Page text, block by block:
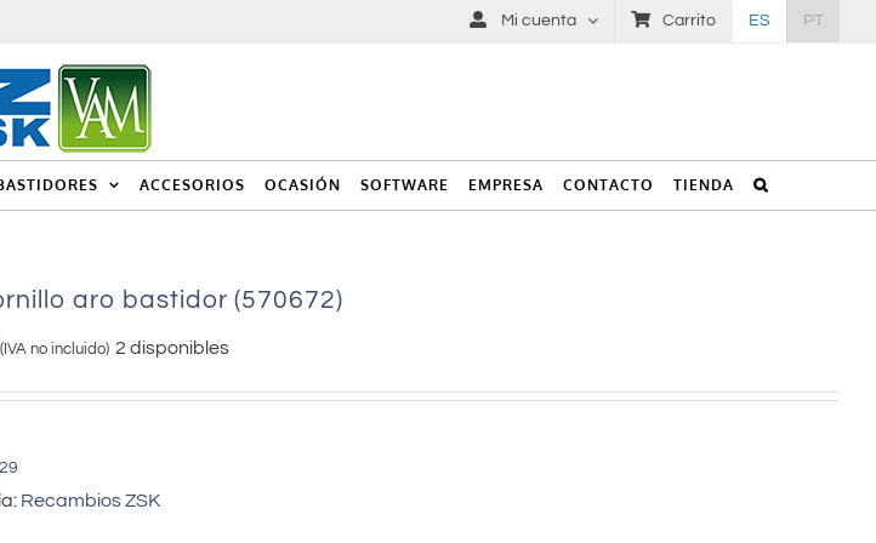
Mi cuenta Carrito ES PT
ACCESORIOS OCASIÓN SOFTWARE EMPRESA CONTACTO TIENDA
aro bastidor (570672)
(IVA no incluido) 2 disponibles
Recambios ZSK